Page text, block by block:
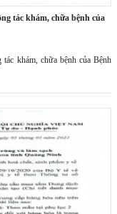
khám, chữa bệnh của Bệnh